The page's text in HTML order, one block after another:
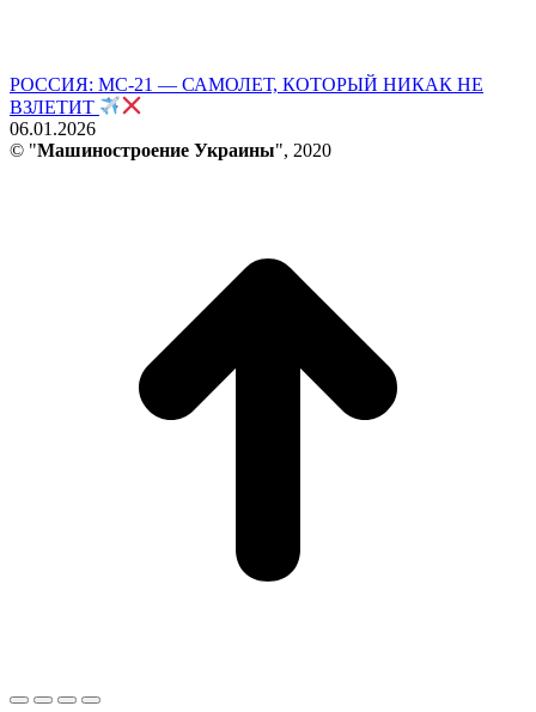
РОССИЯ: МС-21 — САМОЛЕТ, КОТОРЫЙ НИКАК НЕ
ВЗЛЕТИТ
06.01.2026
© "Машиностроение Украины", 2020